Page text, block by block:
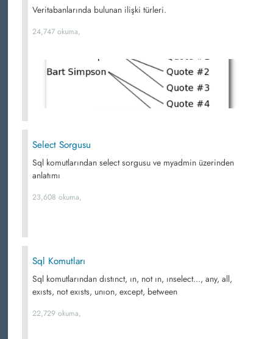
Veritabanlarında bulunan ilişki türleri.
24,747 okuma,
Select Sorgusu
Sql komutlarından select sorgusu ve myadmin üzerinden
anlatımı
23,608 okuma,
Sql Komutları
Sql komutlarından dıstınct, ın, not ın, ınselect..., any, all,
exısts, not exısts, unıon, except, between
22,729 okuma,